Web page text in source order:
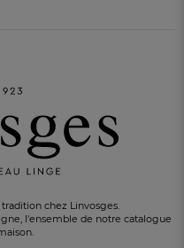
chez Linvosges.
l'ensemble de notre catalogue